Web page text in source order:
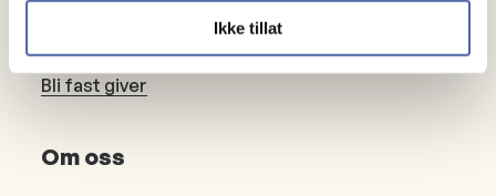
Ikke tillat
Bli fast giver
Om oss